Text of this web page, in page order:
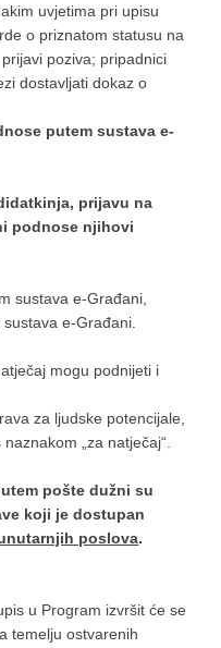
uvjetima pri upisu
o priznatom statusu na
poziva; pripadnici
dostavljati dokaz o
putem sustava e-
prijavu na
podnose njihovi
sustava e-Građani,
e-Građani.
mogu podnijeti i
za ljudske potencijale,
„za natječaj“.
pošte dužni su
koji je dostupan
poslova.
u Program izvršit će se
temelju ostvarenih